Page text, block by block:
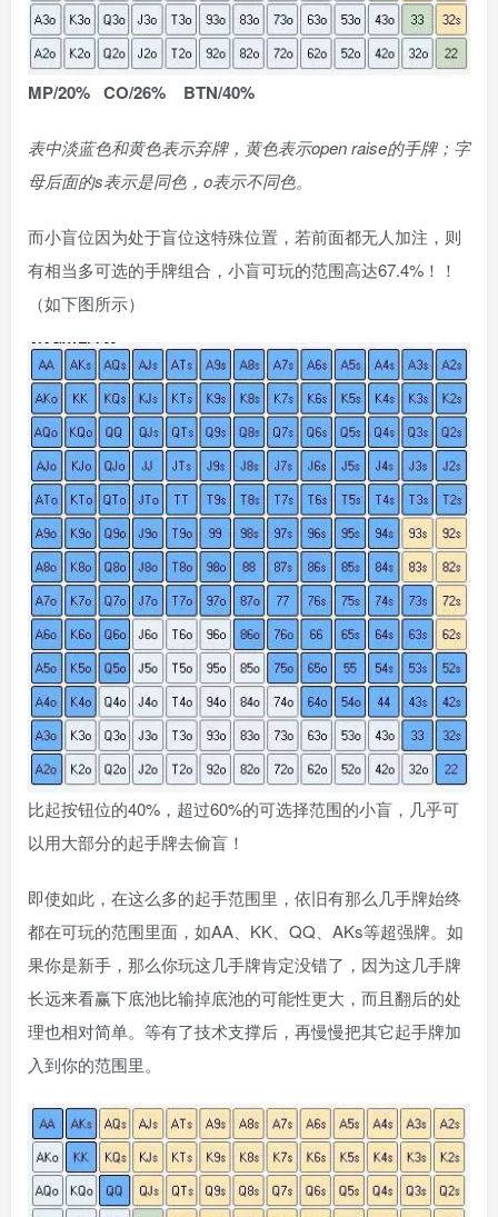
MP/20% CO/26% BTN/40%
表中淡蓝色和黄色表示弃牌，黄色表示open raise的手牌；字
母后面的s表示是同色，o表示不同色。
而小盲位因为处于盲位这特殊位置，若前面都无人加注，则
有相当多可选的手牌组合，小盲可玩的范围高达67.4%！！
（如下图所示）
比起按钮位的40%，超过60%的可选择范围的小盲，几乎可
以用大部分的起手牌去偷盲！
即使如此，在这么多的起手范围里，依旧有那么几手牌始终
都在可玩的范围里面，如AA、KK、QQ、AKs等超强牌。如
果你是新手，那么你玩这几手牌肯定没错了，因为这几手牌
长远来看赢下底池比输掉底池的可能性更大，而且翻后的处
理也相对简单。等有了技术支撑后，再慢慢把其它起手牌加
入到你的范围里。